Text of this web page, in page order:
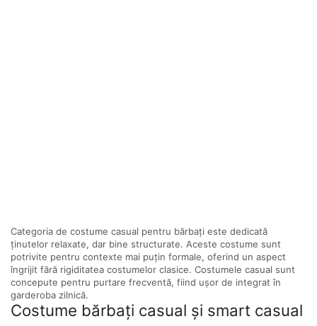
Categoria de costume casual pentru bărbați este dedicată
ținutelor relaxate, dar bine structurate. Aceste costume sunt
potrivite pentru contexte mai puțin formale, oferind un aspect
îngrijit fără rigiditatea costumelor clasice. Costumele casual sunt
concepute pentru purtare frecventă, fiind ușor de integrat în
garderoba zilnică.
Costume bărbați casual și smart casual